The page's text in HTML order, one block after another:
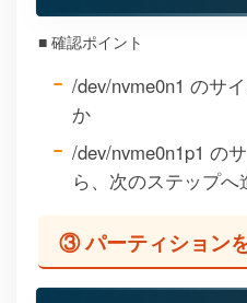
■ 確認ポイント
/dev/nvme0n1 のサ
か
/dev/nvme0n1p1 の
ら、次のステップへ
③ パーティション